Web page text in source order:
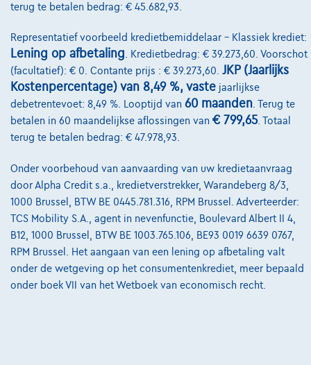
terug te betalen bedrag: € 45.682,93.
Representatief voorbeeld kredietbemiddelaar – Klassiek krediet:
Lening op afbetaling. Kredietbedrag: € 39.273,60. Voorschot
(facultatief): € 0. Contante prijs : € 39.273,60. JKP (Jaarlijks
Kostenpercentage) van 8,49 %, vaste jaarlijkse
debetrentevoet: 8,49 %. Looptijd van 60 maanden. Terug te
betalen in 60 maandelijkse aflossingen van € 799,65. Totaal
terug te betalen bedrag: € 47.978,93.
Onder voorbehoud van aanvaarding van uw kredietaanvraag
door Alpha Credit s.a., kredietverstrekker, Warandeberg 8/3,
1000 Brussel, BTW BE 0445.781.316, RPM Brussel. Adverteerder:
TCS Mobility S.A., agent in nevenfunctie, Boulevard Albert II 4,
B12, 1000 Brussel, BTW BE 1003.765.106, BE93 0019 6639 0767,
RPM Brussel. Het aangaan van een lening op afbetaling valt
onder de wetgeving op het consumentenkrediet, meer bepaald
onder boek VII van het Wetboek van economisch recht.
Kwaliteitscharter
Onze dealers
Onze partners
Onze team
Contact
@2024 TCS Mobility SA/NV Copyright
Algemene Voorwaarden
Bijstandsvoorwaarden
Privacyverklaring
Cookiebeleid